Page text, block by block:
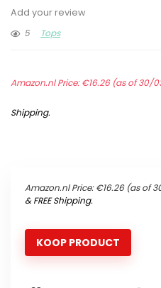
Add your review
5
Tops
Amazon.nl Price:€16.26(as of 30/
Shipping.
Amazon.nl Price:€16.26(as of
&FREE Shipping.
KOOP PRODUCT